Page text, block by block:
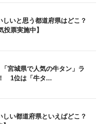
しいと思う都道府県はどこ？
投票実施中】
「宮城県で人気の牛タン」ラ
1位は「牛タ...
しい都道府県といえばどこ？